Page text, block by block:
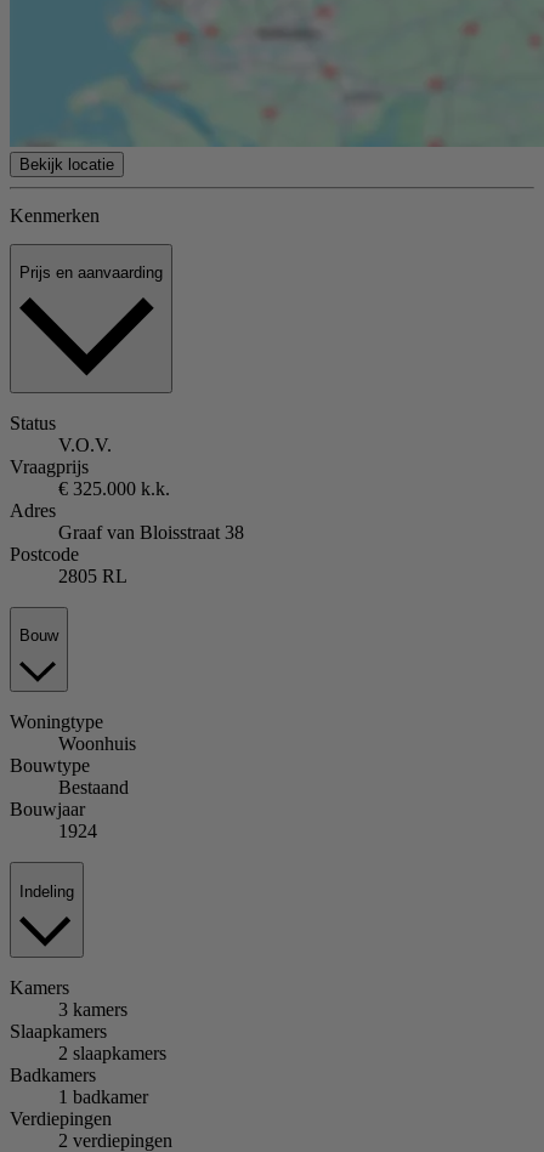
Bekijk locatie
Kenmerken
Prijs en aanvaarding
Status
V.O.V.
Vraagprijs
€ 325.000 k.k.
Adres
Graaf van Bloisstraat 38
Postcode
2805 RL
Bouw
Woningtype
Woonhuis
Bouwtype
Bestaand
Bouwjaar
1924
Indeling
Kamers
3 kamers
Slaapkamers
2 slaapkamers
Badkamers
1 badkamer
Verdiepingen
2 verdiepingen